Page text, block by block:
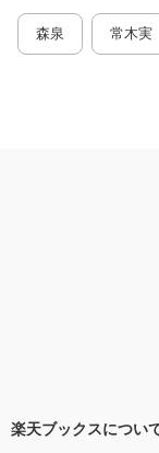
森泉 常木実
楽天ブックスについ